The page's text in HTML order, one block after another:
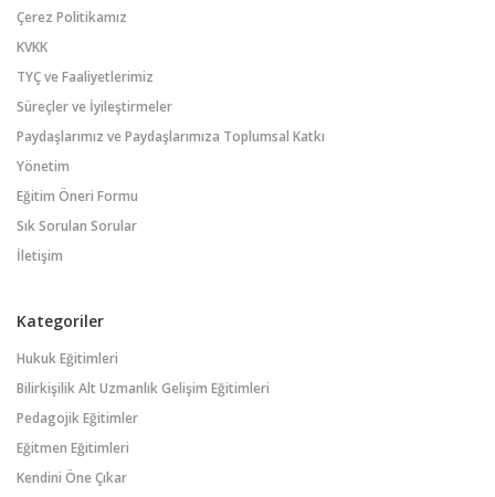
Çerez Politikamız
KVKK
TYÇ ve Faaliyetlerimiz
Süreçler ve İyileştirmeler
Paydaşlarımız ve Paydaşlarımıza Toplumsal Katkı
Yönetim
Eğitim Öneri Formu
Sık Sorulan Sorular
İletişim
Kategoriler
Hukuk Eğitimleri
Bilirkişilik Alt Uzmanlık Gelişim Eğitimleri
Pedagojik Eğitimler
Eğitmen Eğitimleri
Kendini Öne Çıkar